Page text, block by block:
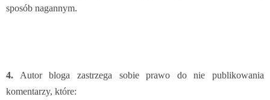
sposób nagannym.
4. Autor bloga zastrzega sobie prawo do nie publikowania
komentarzy, które: